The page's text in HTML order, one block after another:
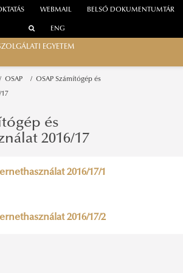
WEBMAIL BELSŐ DOKUMENTUMTÁR
ENG
EGYETEM
OSAP OSAP Számítógép és
és
2016/17
2016/17/1
2016/17/2